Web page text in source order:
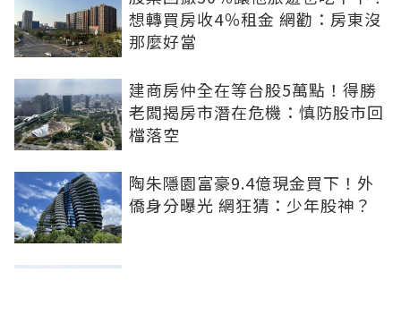
想轉買房收4％租金 網勸：房東沒
那麼好當
建商房仲全在等台股5萬點！得勝
老闆揭房市潛在危機：慎防股市回
檔落空
陶朱隱園富豪9.4億現金買下！外
僑身分曝光 網狂猜：少年股神？